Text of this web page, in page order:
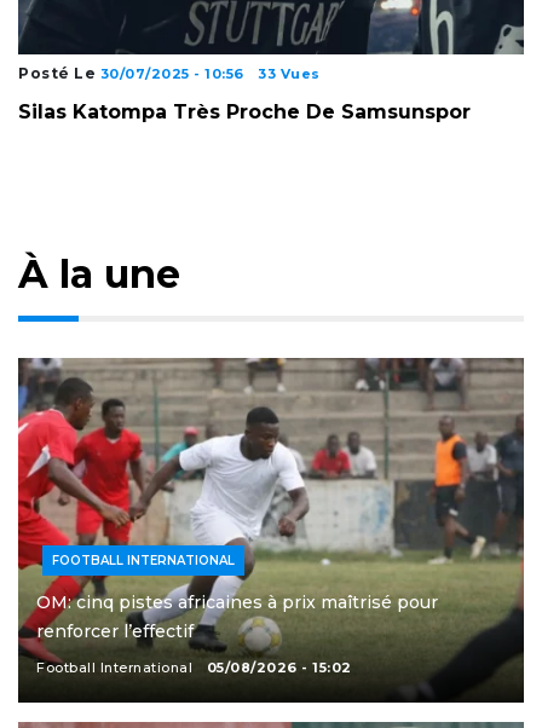
Posté Le 30/07/2025 - 10:56 33 Vues
Silas Katompa Très Proche De Samsunspor
À la une
FOOTBALL INTERNATIONAL
OM: cinq pistes africaines à prix maîtrisé pour
renforcer l’effectif
Football International 05/08/2026 - 15:02